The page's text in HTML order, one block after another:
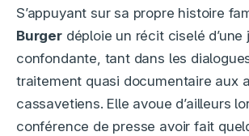
S’appuyant sur sa propre histoire
Burgerdéploie un récit ciselé d’une
confondante, tant dans les
traitement quasi documentaire aux
cassavetiens. Elle avoue d’ailleurs
conférence de presse avoir fait